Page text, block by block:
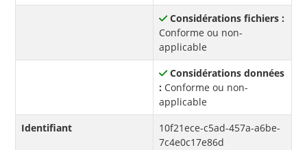
Considérations fichiers :
Conforme ou non-
applicable
Considérations données
: Conforme ou non-
applicable
Identifiant
10f21ece-c5ad-457a-a6be-
7c4e0c17e86d